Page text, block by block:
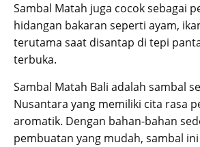
Sambal Matah juga cocok sebagai
hidangan bakaran seperti ayam,
terutama saat disantap di tepi
terbuka.
Sambal Matah Bali adalah sambal
Nusantara yang memiliki cita rasa
aromatik. Dengan bahan-bahan
pembuatan yang mudah, sambal